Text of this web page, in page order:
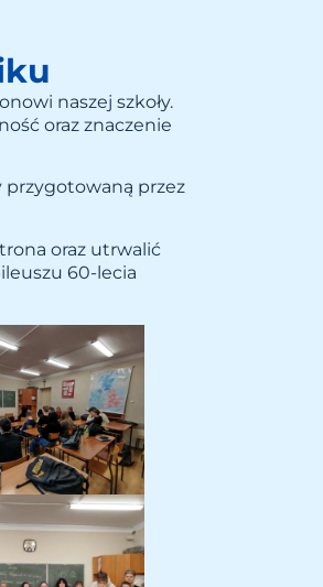
naszej szkoły.
oraz znaczenie
przygotowaną przez
oraz utrwalić
60-lecia